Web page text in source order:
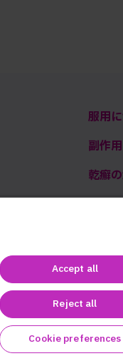
服用
副作
乾癬
Accept all
Reject all
Cookie preferences